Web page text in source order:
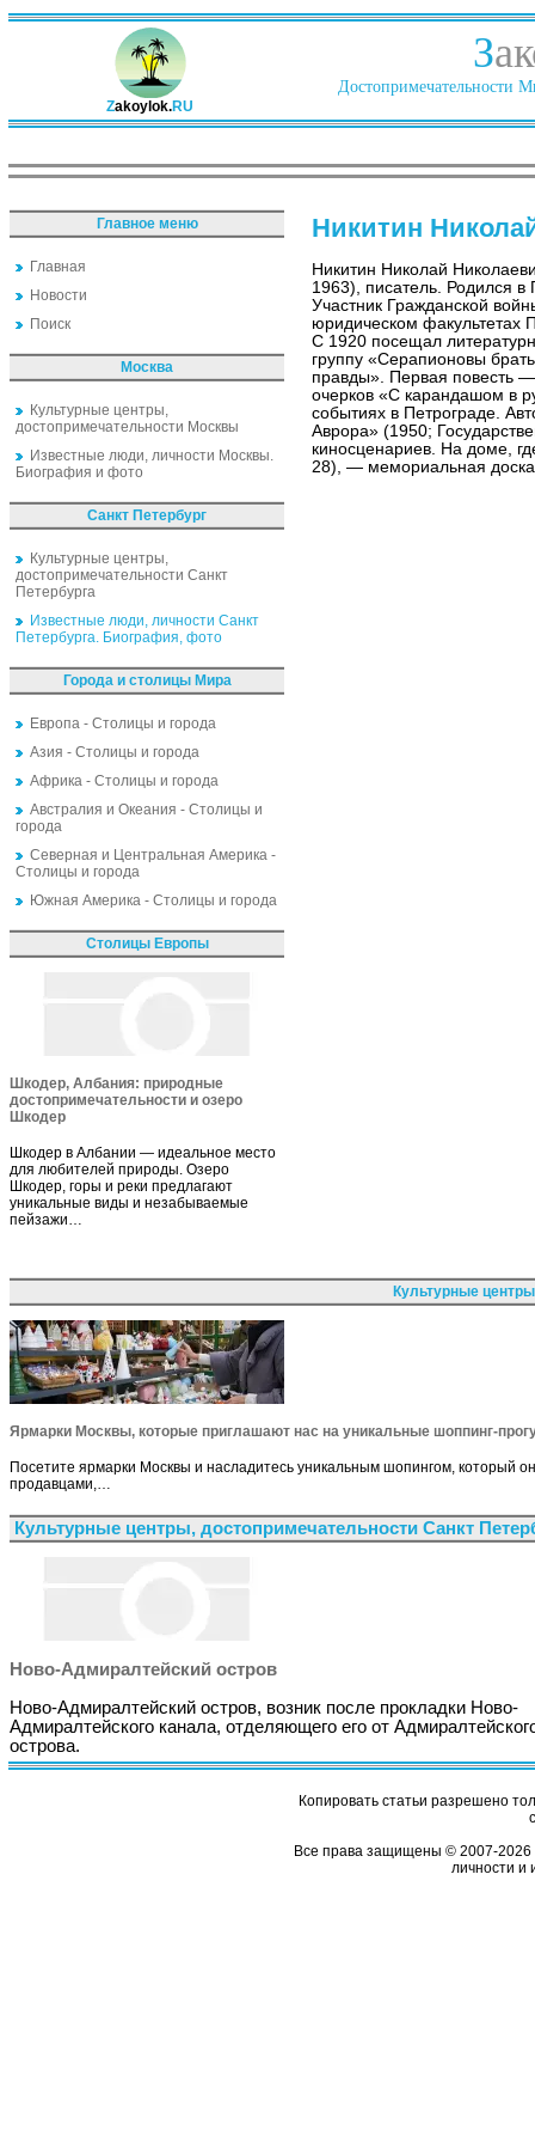
Zakoylok.RU
З
Достопримечательности
Главное меню
Главная
Новости
Поиск
Москва
Культурные центры,
достопримечательности Москвы
Известные люди, личности Москвы.
Биография и фото
Санкт Петербург
Культурные центры,
достопримечательности Санкт
Петербурга
Известные люди, личности Санкт
Петербурга. Биография, фото
Города и столицы Мира
Европа - Столицы и города
Азия - Столицы и города
Африка - Столицы и города
Австралия и Океания - Столицы и
города
Северная и Центральная Америка -
Столицы и города
Южная Америка - Столицы и города
Столицы Европы
Шкодер, Албания: природные
достопримечательности и озеро
Шкодер
Шкодер в Албании — идеальное место
для любителей природы. Озеро
Шкодер, горы и реки предлагают
уникальные виды и незабываемые
пейзажи…
Никитин
Никитин Николай
1963), писатель. Родился в
Участник Гражданской
юридическом факультетах
С 1920 посещал
группу «Серапионовы
правды». Первая повесть
очерков «С карандашом в
событиях в Петрограде.
Аврора» (1950;
киносценариев. На доме,
28), — мемориальная
Культурные
Ярмарки Москвы, которые приглашают нас на уникальные шоппинг-
Посетите ярмарки Москвы и насладитесь уникальным шопингом, который
продавцами,…
Культурные центры, достопримечательности Санкт
Ново-Адмиралтейский остров
Ново-Адмиралтейский остров, возник после прокладки Ново-
Адмиралтейского канала, отделяющего его от
острова.
Копировать статьи разрешено
Все права защищены © 2007-2026
личности и